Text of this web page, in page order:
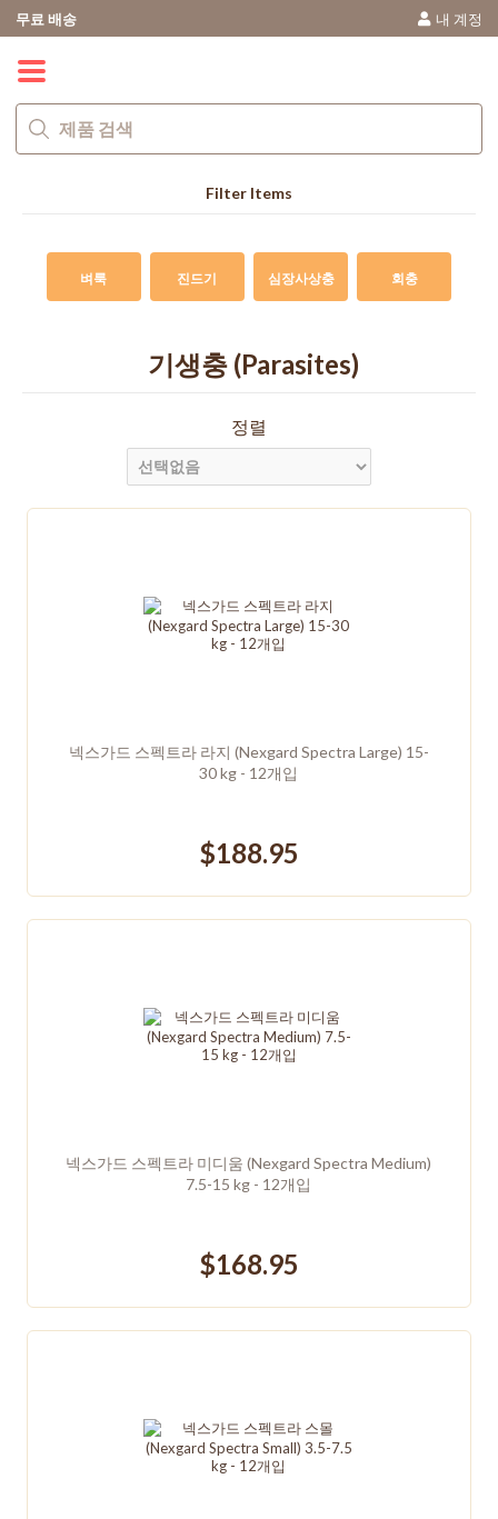
내 계정
무료 배송
Filter Items
벼룩 진드기 심장사상충 회충
기생충 (Parasites)
정렬
넥스가드 스펙트라 라지 (Nexgard Spectra Large) 15-
30 kg - 12개입
$188.95
넥스가드 스펙트라 미디움 (Nexgard Spectra Medium)
7.5-15 kg - 12개입
$168.95